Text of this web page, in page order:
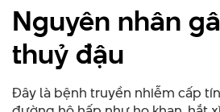
Nguyên nhân
thuỷ đậu
Đây là bệnh truyền nhiễm cấp